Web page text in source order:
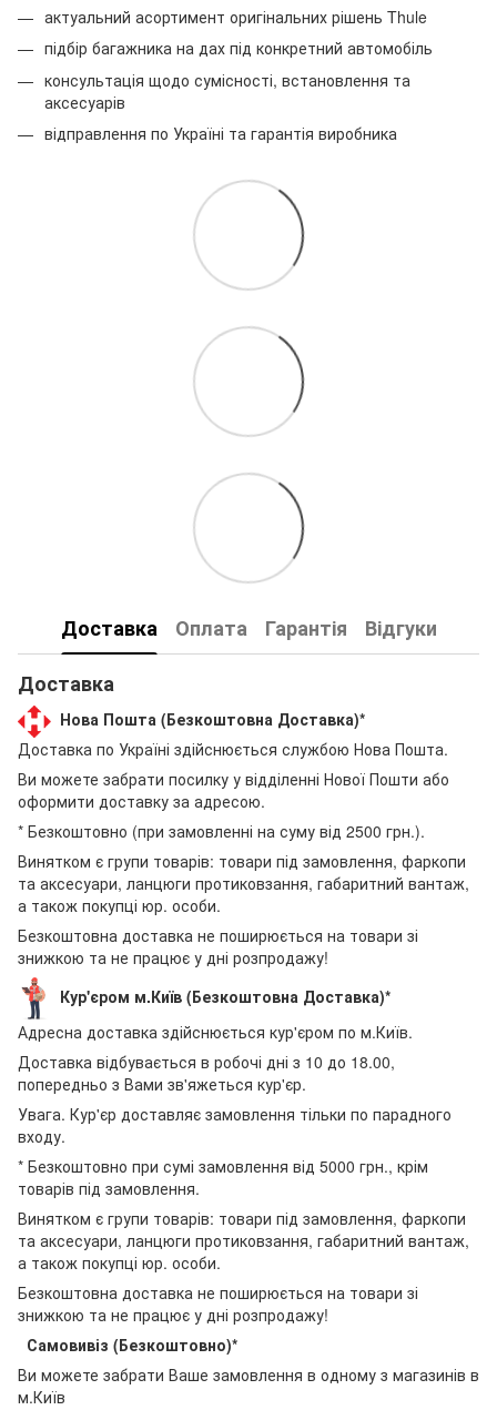
актуальний асортимент оригінальних рішень Thule
підбір багажника на дах під конкретний автомобіль
консультація щодо сумісності, встановлення та
аксесуарів
відправлення по Україні та гарантія виробника
Доставка Оплата Гарантія
Відгуки
Доставка
Нова Пошта (Безкоштовна Доставка)*
Доставка по Україні здійснюється службою Нова Пошта.
Ви можете забрати посилку у відділенні Нової Пошти або
оформити доставку за адресою.
* Безкоштовно (при замовленні на суму від 2500 грн.).
Винятком є групи товарів: товари під замовлення, фаркопи
та аксесуари, ланцюги протиковзання, габаритний вантаж,
а також покупці юр. особи.
Безкоштовна доставка не поширюється на товари зі
знижкою та не працює у дні розпродажу!
Кур'єром м.Київ (Безкоштовна Доставка)*
Адресна доставка здійснюється кур'єром по м.Київ.
Доставка відбувається в робочі дні з 10 до 18.00,
попередньо з Вами зв'яжеться кур'єр.
Увага. Кур'єр доставляє замовлення тільки по парадного
входу.
* Безкоштовно при сумі замовлення від 5000 грн., крім
товарів під замовлення.
Винятком є групи товарів: товари під замовлення, фаркопи
та аксесуари, ланцюги протиковзання, габаритний вантаж,
а також покупці юр. особи.
Безкоштовна доставка не поширюється на товари зі
знижкою та не працює у дні розпродажу!
Самовивіз (Безкоштовно)*
Ви можете забрати Ваше замовлення в одному з магазинів в
м.Київ